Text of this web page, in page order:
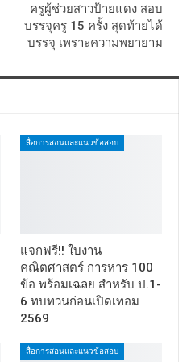
ครูผู้ช่วยสาวป้ายแดง สอบ
บรรจุครู 15 ครั้ง สุดท้ายได้
บรรจุ เพราะความพยายาม
สื่อการสอนและแนวข้อสอบ
แจกฟรี!! ใบงาน
คณิตศาสตร์ การหาร 100
ข้อ พร้อมเฉลย สำหรับ ป.1-
6 ทบทวนก่อนเปิดเทอม
2569
สื่อการสอนและแนวข้อสอบ